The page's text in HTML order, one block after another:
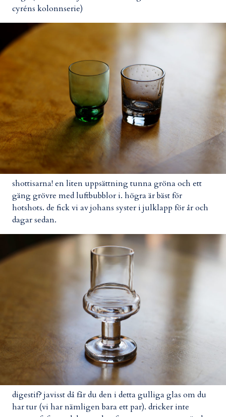
cyréns kolonnserie)
shottisarna! en liten uppsättning tunna gröna och ett
gäng grövre med luftbubblor i. högra är bäst för
hotshots. de fick vi av johans syster i julklapp för år och
dagar sedan.
digestif? javisst då får du den i detta gulliga glas om du
har tur (vi har nämligen bara ett par). dricker inte